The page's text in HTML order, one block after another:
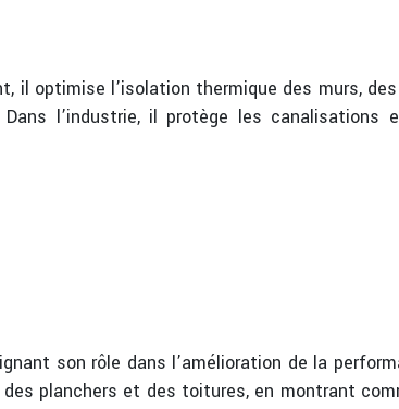
optimise l’isolation thermique des murs,
l’industrie, il protège les canalisations
son rôle dans l’amélioration de la
planchers et des toitures, en montrant